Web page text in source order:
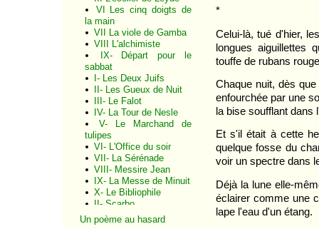
VI Les cinq doigts de
la main
VII La viole de Gamba
VIII L'alchimiste
IX- Départ pour le
sabbat
I- Les Deux Juifs
II- Les Gueux de Nuit
III- Le Falot
IV- La Tour de Nesle
V- Le Marchand de
tulipes
VI- L'Office du soir
VII- La Sérénade
VIII- Messire Jean
IX- La Messe de Minuit
X- Le Bibliophile
II- Scarbo
III- Le Fou
IV Le Nain
Un poème au hasard
*
Celui-là, tué d'hier,
longues aiguillettes
touffe de rubans
Chaque nuit, dès
enfourchée par une
la bise soufflant dans
Et s'il était à cette
quelque fosse du
voir un spectre dans
Déjà la lune elle-
éclairer comme une
lape l'eau d'un étang.